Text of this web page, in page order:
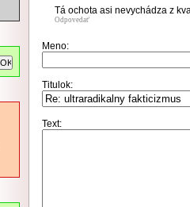
Tá ochota asi nevychádza z
Odpovedať
Meno:
Titulok:
Text: